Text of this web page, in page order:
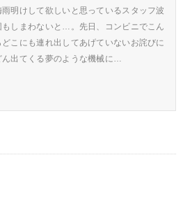
明けして欲しいと思っているスタッフ波
もしまわないと…。先日、コンビニでこん
こにも連れ出してあげていないお詫びに
ん出てくる夢のような機械に…